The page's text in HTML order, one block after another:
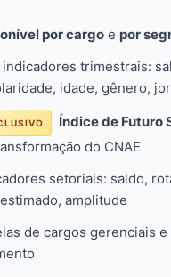
por cargo e por
indicadores trimestrais:
idade, gênero,
Índice de Futuro
do CNAE
setoriais: saldo,
amplitude
de cargos gerenciais